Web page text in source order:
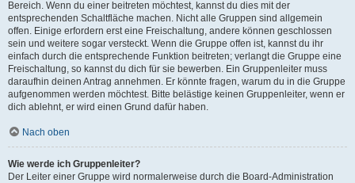
Bereich. Wenn du einer beitreten möchtest, kannst du dies mit der
entsprechenden Schaltfläche machen. Nicht alle Gruppen sind allgemein
offen. Einige erfordern erst eine Freischaltung, andere können geschlossen
sein und weitere sogar versteckt. Wenn die Gruppe offen ist, kannst du ihr
einfach durch die entsprechende Funktion beitreten; verlangt die Gruppe eine
Freischaltung, so kannst du dich für sie bewerben. Ein Gruppenleiter muss
daraufhin deinen Antrag annehmen. Er könnte fragen, warum du in die Gruppe
aufgenommen werden möchtest. Bitte belästige keinen Gruppenleiter, wenn er
dich ablehnt, er wird einen Grund dafür haben.
Nach oben
Wie werde ich Gruppenleiter?
Der Leiter einer Gruppe wird normalerweise durch die Board-Administration